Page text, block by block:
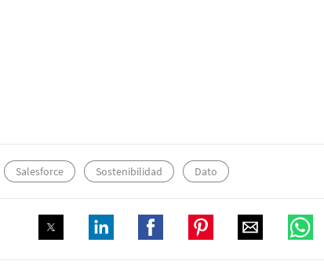
Salesforce Sostenibilidad Dato